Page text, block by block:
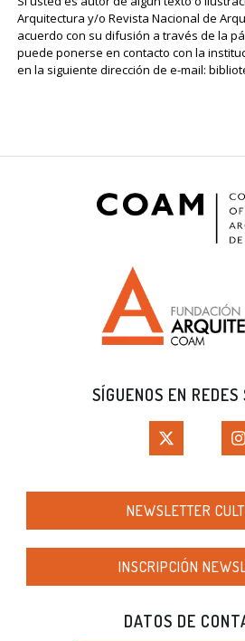
Arquitectura y/o Revista Nacional de
acuerdo con su difusión a través de la
puede ponerse en contacto con la
en la siguiente dirección de e-mail:
SÍGUENOS EN REDES
NEWSLETTER
INSCRIPCIÓN
DATOS DE